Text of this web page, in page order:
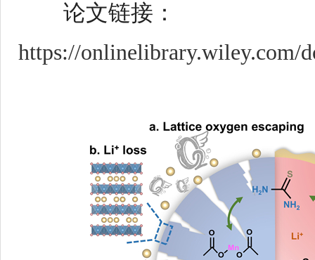
论文链接：
https://onlinelibrary.wiley.com/